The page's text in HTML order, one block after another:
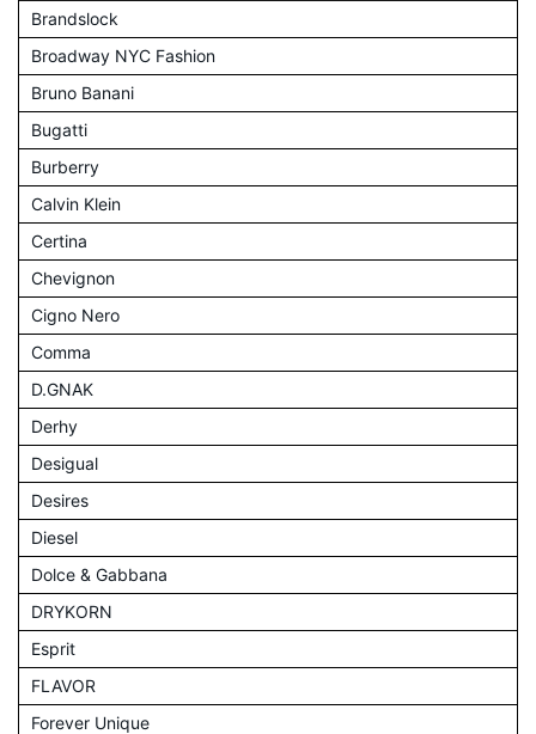
Brandslock
Broadway NYC Fashion
Bruno Banani
Bugatti
Burberry
Calvin Klein
Certina
Chevignon
Cigno Nero
Comma
D.GNAK
Derhy
Desigual
Desires
Diesel
Dolce & Gabbana
DRYKORN
Esprit
FLAVOR
Forever Unique